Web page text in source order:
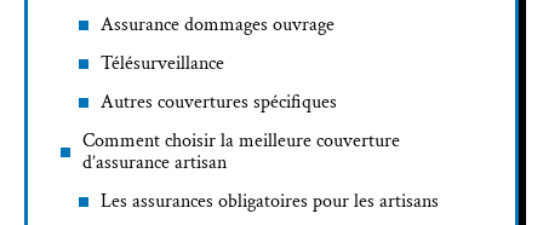
Assurance dommages ouvrage
Télésurveillance
Autres couvertures spécifiques
Comment choisir la meilleure couverture
d’assurance artisan
Les assurances obligatoires pour les artisans